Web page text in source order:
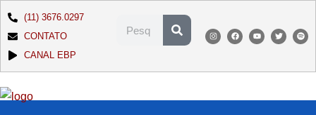
(11) 3676.0297
CONTATO
CANAL EBP